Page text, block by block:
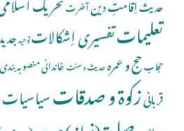
حدیث
آخرت
تعلیماتتفسیری اِشکالاتتوحید
حجابحج و عمرہحدیث و سنتخاندانی منصوبہ بندی
قربانیزکوۃ و صدقاتسیاسیات